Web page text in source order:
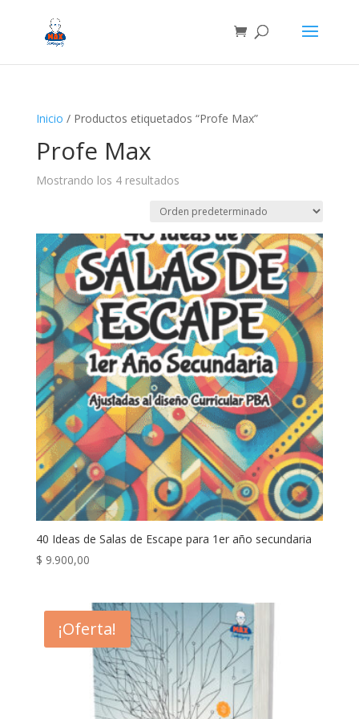
Inicio / Productos etiquetados “Profe Max”
Profe Max
Mostrando los 4 resultados
40 Ideas de Salas de Escape para 1er año secundaria
$ 9.900,00
¡Oferta!